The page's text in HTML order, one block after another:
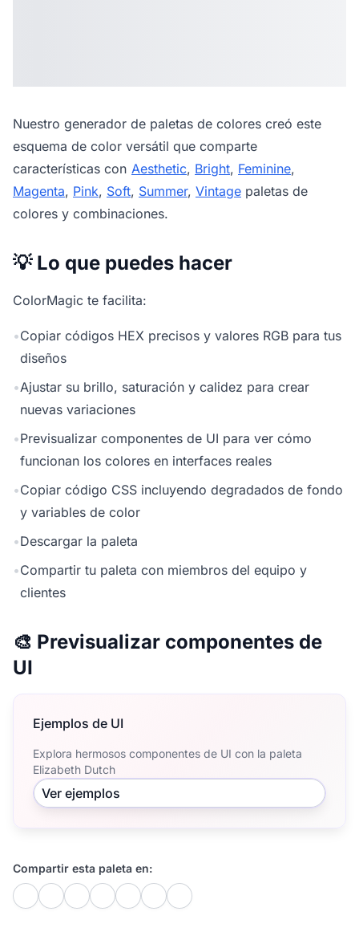
Nuestro generador de paletas de colores creó este
esquema de color versátil que comparte
características con Aesthetic, Bright, Feminine,
Magenta, Pink, Soft, Summer, Vintage paletas de
colores y combinaciones.
💡 Lo que puedes hacer
ColorMagic te facilita:
•Copiar códigos HEX precisos y valores RGB para tus
diseños
•Ajustar su brillo, saturación y calidez para crear
nuevas variaciones
•Previsualizar componentes de UI para ver cómo
funcionan los colores en interfaces reales
•Copiar código CSS incluyendo degradados de fondo
y variables de color
•Descargar la paleta
•Compartir tu paleta con miembros del equipo y
clientes
🎨 Previsualizar componentes de
UI
Ejemplos de UI
Explora hermosos componentes de UI con la paleta
Elizabeth Dutch
Ver ejemplos
Compartir esta paleta en: